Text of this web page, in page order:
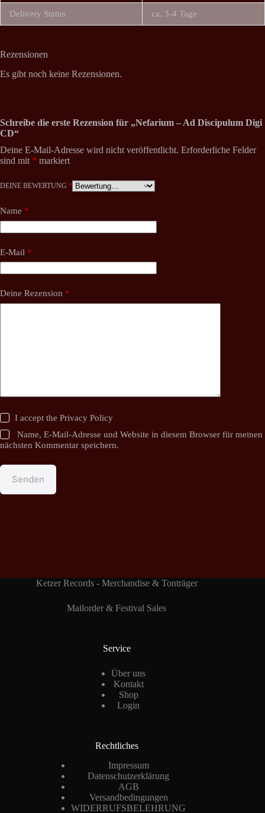
Delivery Status ca. 3-4 Tage
Rezensionen
Es gibt noch keine Rezensionen.
Schreibe die erste Rezension für „Nefarium – Ad Discipulum Digi
CD“
Deine E-Mail-Adresse wird nicht veröffentlicht. Erforderliche Felder
sind mit * markiert
DEINE BEWERTUNG *
Name *
E-Mail *
Deine Rezension *
I accept thePrivacy Policy
Name, E-Mail-Adresse und Website in diesem Browser für meinen
nächsten Kommentar speichern.
Senden
Ketzer Records - Merchandise & Tonträger
Mailorder & Festival Sales
Service
Über uns
Kontakt
Shop
Login
Rechtliches
Impressum
Datenschutzerklärung
AGB
Versandbedingungen
WIDERRUFSBELEHRUNG